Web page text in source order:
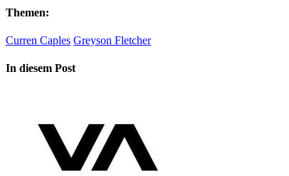
Themen:
Curren Caples Greyson Fletcher
In diesem Post